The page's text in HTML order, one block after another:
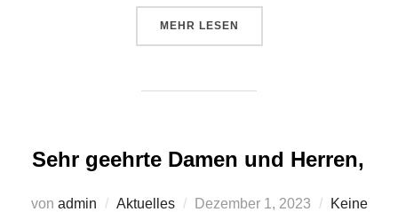
MEHR ÜBER „HALLO LIEBE FREUNDE. “
LESEN
Sehr geehrte Damen und Herren,
von admin Aktuelles
Veröffentlicht
Dezember 1, 2023
Keine